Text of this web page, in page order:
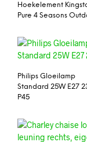
Hoekelement
Pure 4 Seasons
Philips Gloeilamp
Standard 25W E27
P45